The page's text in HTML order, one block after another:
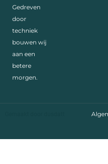
Gedreven
door
techniek
bouwen wij
aan een
betere
morgen.